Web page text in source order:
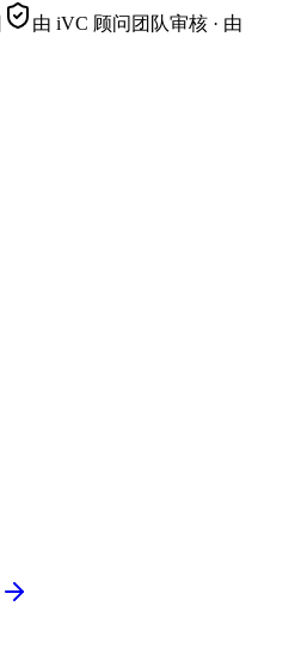
由 iVC 顾问团队审核 · 由